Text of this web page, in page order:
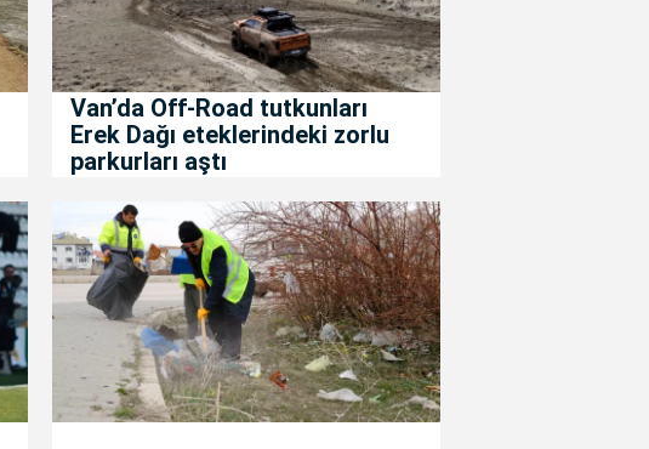
Van’da Off-Road tutkunları
Erek Dağı eteklerindeki zorlu
parkurları aştı